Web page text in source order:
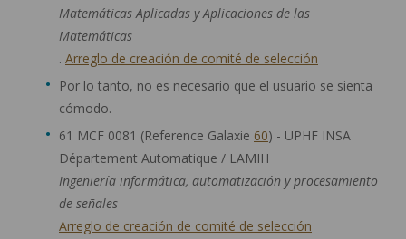
Matemáticas Aplicadas y Aplicaciones de las
Matemáticas
. Arreglo de creación de comité de selección
Por lo tanto, no es necesario que el usuario se sienta
cómodo.
61 MCF 0081 (Reference Galaxie 60) - UPHF INSA
Département Automatique / LAMIH
Ingeniería informática, automatización y procesamiento
de señales
Arreglo de creación de comité de selección